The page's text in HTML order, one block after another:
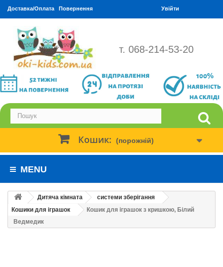
Доставка/Оплата Повернення Увійти
т. 068-214-53-20
Кошик: (порожній)
MENU
Дитяча кімната
системи зберігання
Кошики для іграшок
Кошик для іграшок з кришкою, Білий
Ведмедик